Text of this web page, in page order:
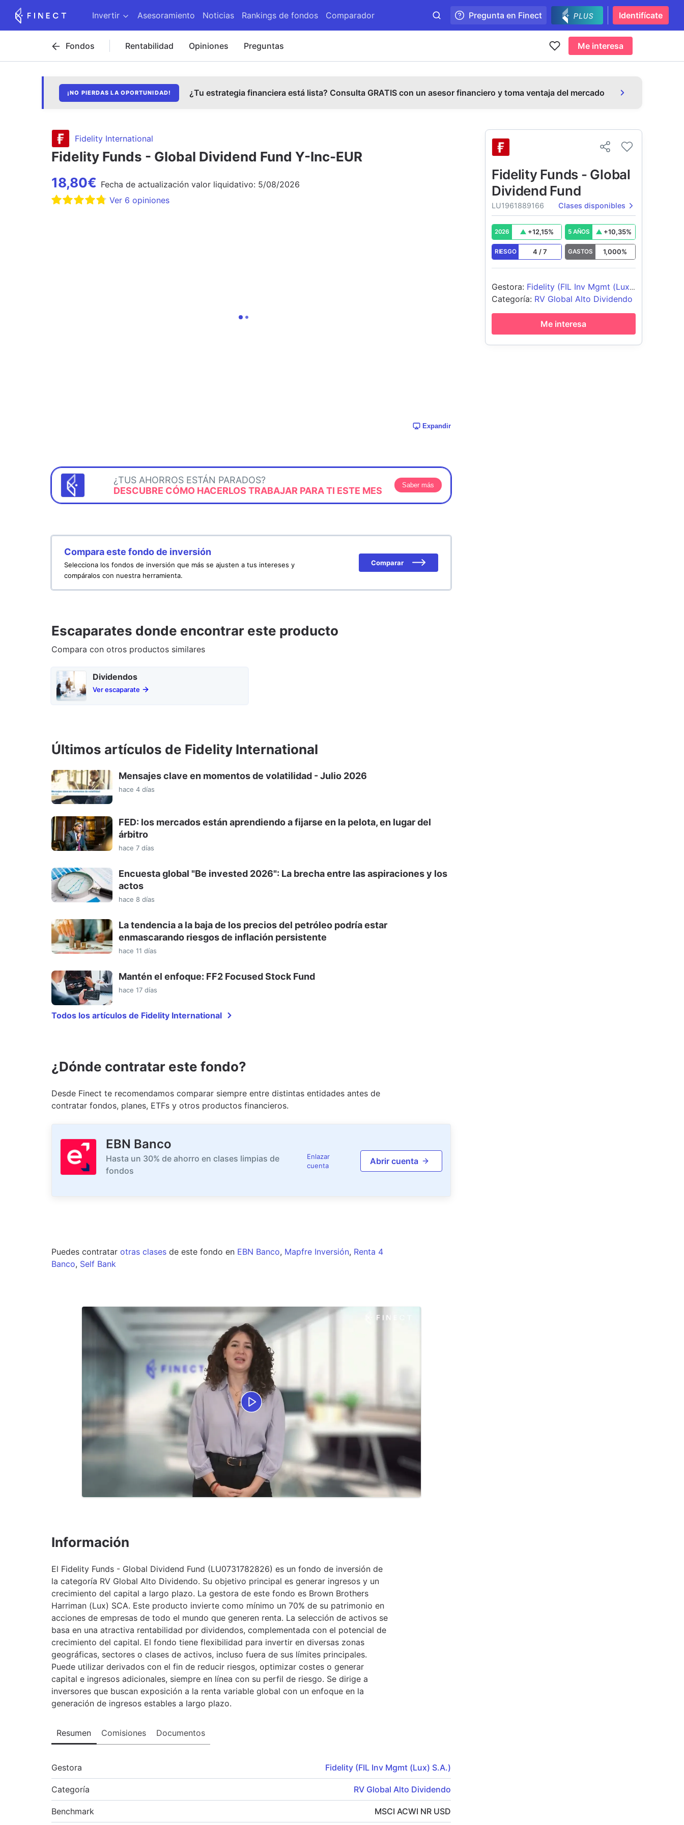
Invertir Asesoramiento Noticias Rankings de fondos Comparador Pregunta en Finect Identifícate
Fondos Rentabilidad Opiniones Preguntas Me interesa
¡NO PIERDAS LA OPORTUNIDAD! ¿Tu estrategia financiera está lista? Consulta GRATIS con un asesor financiero y toma ventaja del mercado
Fidelity International
Fidelity Funds - Global Dividend Fund Y-Inc-EUR
18,80€ Fecha de actualización valor liquidativo: 5/08/2026
Ver 6 opiniones
Expandir
¿TUS AHORROS ESTÁN PARADOS?
DESCUBRE CÓMO HACERLOS TRABAJAR PARA TI ESTE MES
Saber más
Compara este fondo de inversión
Selecciona los fondos de inversión que más se ajusten a tus intereses y
compáralos con nuestra herramienta.
Comparar
Escaparates donde encontrar este producto
Compara con otros productos similares
Dividendos
Ver escaparate
Últimos artículos de Fidelity International
Mensajes clave en momentos de volatilidad - Julio 2026
hace 4 días
FED: los mercados están aprendiendo a fijarse en la pelota, en lugar del
árbitro
hace 7 días
Encuesta global "Be invested 2026": La brecha entre las aspiraciones y los
actos
hace 8 días
La tendencia a la baja de los precios del petróleo podría estar
enmascarando riesgos de inflación persistente
hace 11 días
Mantén el enfoque: FF2 Focused Stock Fund
hace 17 días
Todos los artículos de Fidelity International
¿Dónde contratar este fondo?
Desde Finect te recomendamos comparar siempre entre distintas entidades antes de
contratar fondos, planes, ETFs y otros productos financieros.
EBN Banco
Hasta un 30% de ahorro en clases limpias de
fondos
Enlazar
cuenta
Abrir cuenta
Puedes contratar otras clases de este fondo en EBN Banco, Mapfre Inversión, Renta 4
Banco, Self Bank
Información
El Fidelity Funds - Global Dividend Fund (LU0731782826) es un fondo de inversión de
la categoría RV Global Alto Dividendo. Su objetivo principal es generar ingresos y un
crecimiento del capital a largo plazo. La gestora de este fondo es Brown Brothers
Harriman (Lux) SCA. Este producto invierte como mínimo un 70% de su patrimonio en
acciones de empresas de todo el mundo que generen renta. La selección de activos se
basa en una atractiva rentabilidad por dividendos, complementada con el potencial de
crecimiento del capital. El fondo tiene flexibilidad para invertir en diversas zonas
geográficas, sectores o clases de activos, incluso fuera de sus límites principales.
Puede utilizar derivados con el fin de reducir riesgos, optimizar costes o generar
capital e ingresos adicionales, siempre en línea con su perfil de riesgo. Se dirige a
inversores que buscan exposición a la renta variable global con un enfoque en la
generación de ingresos estables a largo plazo.
Resumen Comisiones Documentos
Gestora Fidelity (FIL Inv Mgmt (Lux) S.A.)
Categoría RV Global Alto Dividendo
Benchmark MSCI ACWI NR USD
Fidelity Funds - Global
Dividend Fund
LU1961889166 Clases disponibles
2026 +12,15% 5 AÑOS +10,35%
RIESGO 4 /7 GASTOS 1,000%
Gestora: Fidelity (FIL Inv Mgmt (Lux)
S.A.)
Categoría: RV Global Alto Dividendo
Me interesa